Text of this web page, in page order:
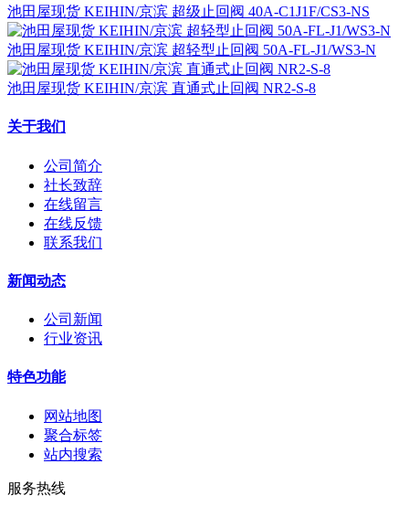
池田屋现货 KEIHIN/京滨 超级止回阀 40A-C1J1F/CS3-NS
池田屋现货 KEIHIN/京滨 超轻型止回阀 50A-FL-J1/WS3-N
池田屋现货 KEIHIN/京滨 直通式止回阀 NR2-S-8
关于我们
公司简介
社长致辞
在线留言
在线反馈
联系我们
新闻动态
公司新闻
行业资讯
特色功能
网站地图
聚合标签
站内搜索
服务热线